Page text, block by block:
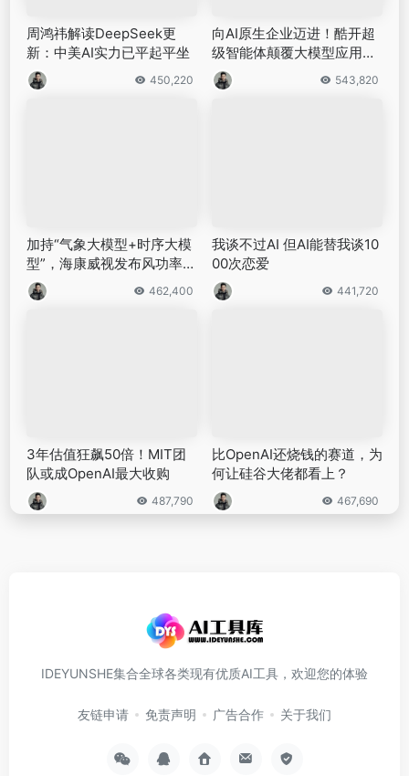
周鸿祎解读DeepSeek更
新：中美AI实力已平起平坐
450,220
向AI原生企业迈进！酷开超
级智能体颠覆大模型应用形
态
543,820
加持“气象大模型+时序大模
型”，海康威视发布风功率预
测一体机
462,400
我谈不过AI 但AI能替我谈10
00次恋爱
441,720
3年估值狂飙50倍！MIT团
队或成OpenAI最大收购
487,790
比OpenAI还烧钱的赛道，为
何让硅谷大佬都看上？
467,690
IDEYUNSHE集合全球各类现有优质AI工具，欢迎您的体验
友链申请 免责声明 广告合作 关于我们